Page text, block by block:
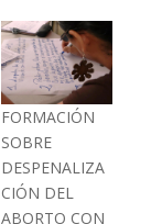
FORMACIÓN
SOBRE
DESPENALIZA
CIÓN DEL
ABORTO CON